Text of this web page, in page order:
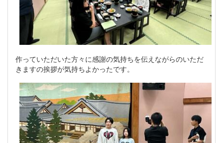
作っていただいた方々に感謝の気持ちを伝えながらのいただ
きますの挨拶が気持ちよかったです。